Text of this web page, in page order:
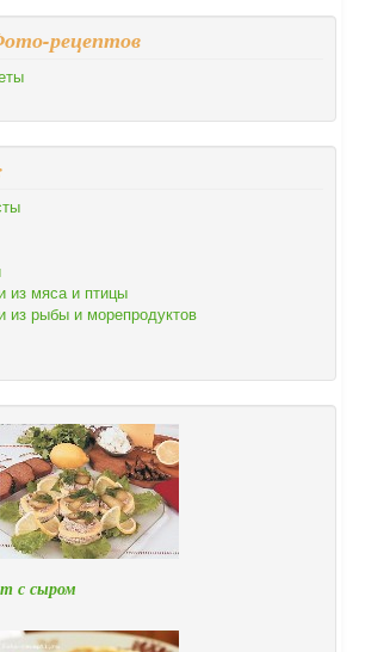
рецептов
из мяса и птицы
из рыбы и морепродуктов
с сыром